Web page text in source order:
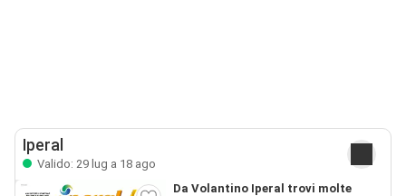
Iperal
Valido: 29 lug a 18 ago
Da Volantino Iperal trovi molte